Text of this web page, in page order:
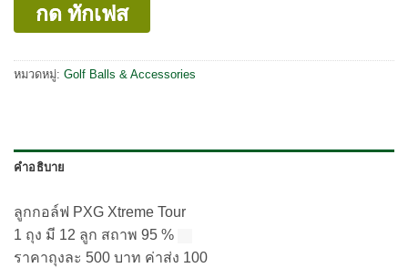
กด ทักเฟส
หมวดหมู่: Golf Balls & Accessories
คำอธิบาย
ลูกกอล์ฟ PXG Xtreme Tour
1 ถุง มี 12 ลูก สถาพ 95 %
ราคาถุงละ 500 บาท ค่าส่ง 100